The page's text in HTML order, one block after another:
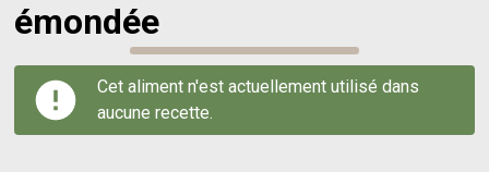
émondée
Cet aliment n'est actuellement utilisé dans
aucune recette.